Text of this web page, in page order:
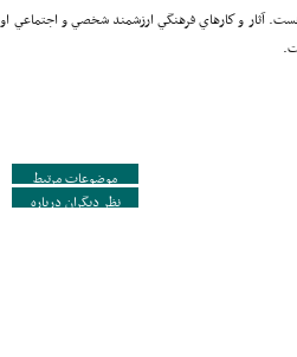
آثار و كارهاي فرهنگي ارزشمند شخصي و اجتماعي
موضوعات مرتبط
نظر دیگران درباره